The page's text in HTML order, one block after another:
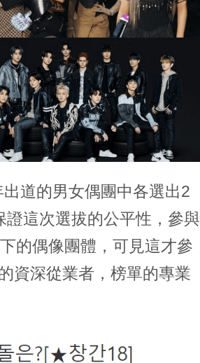
道的男女偶團中各選出2
這次選拔的公平性，參與
的偶像團體，可見這才參
資深從業者，榜單的專業